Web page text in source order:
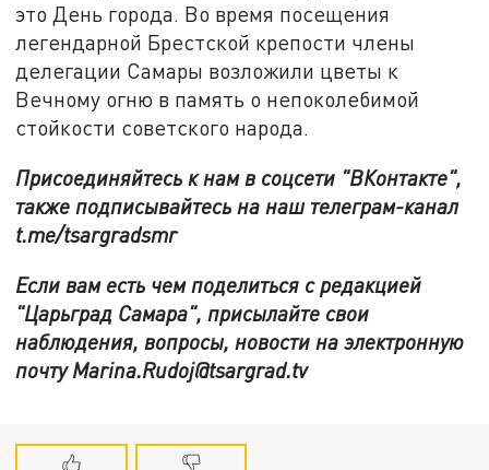
это День города. Во время посещения
легендарной Брестской крепости члены
делегации Самары возложили цветы к
Вечному огню в память о непоколебимой
стойкости советского народа.
Присоединяйтесь к нам в соцсети "ВКонтакте",
также подписывайтесь на наш телеграм-канал
t.me/tsargradsmr
Если вам есть чем поделиться с редакцией
"Царьград Самара", присылайте свои
наблюдения, вопросы, новости на электронную
почту Marina.Rudoj@tsargrad.tv